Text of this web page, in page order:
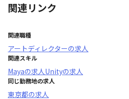
関連リンク
関連職種
アートディレクターの求人
関連スキル
Mayaの求人Unityの求人
同じ勤務地の求人
東京都の求人